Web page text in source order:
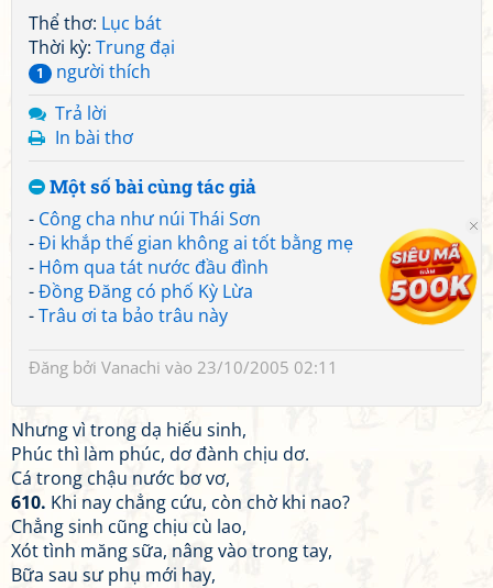
Thể thơ: Lục bát
Thời kỳ: Trung đại
1
người thích
Trả lời
In bài thơ
Một số bài cùng tác giả
- Công cha như núi Thái Sơn
-Đi khắp thế gian không ai tốt bằng mẹ
- Hôm qua tát nước đầu đình
-Đồng Đăng có phố Kỳ Lừa
-Trâu ơi ta bảo trâu này
Đăng bởi Vanachi vào 23/10/2005 02:11
Nhưng vì trong dạ hiếu sinh,
Phúc thì làm phúc, dơ đành chịu dơ.
Cá trong chậu nước bơ vơ,
610. Khi nay chẳng cứu, còn chờ khi nao?
Chẳng sinh cũng chịu cù lao,
Xót tình măng sữa, nâng vào trong tay,
Bữa sau sư phụ mới hay,